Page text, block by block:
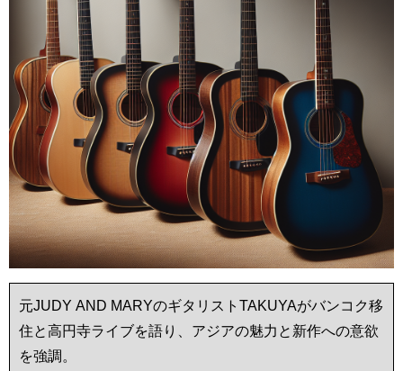
元JUDY AND MARYのギタリストTAKUYAがバンコク移
住と高円寺ライブを語り、アジアの魅力と新作への意欲
を強調。